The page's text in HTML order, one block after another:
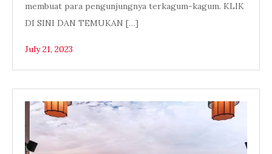
membuat para pengunjungnya terkagum-kagum. KLIK
DI SINI DAN TEMUKAN […]
July 21, 2023